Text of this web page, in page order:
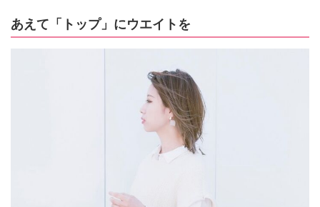
あえて「トップ」にウエイトを